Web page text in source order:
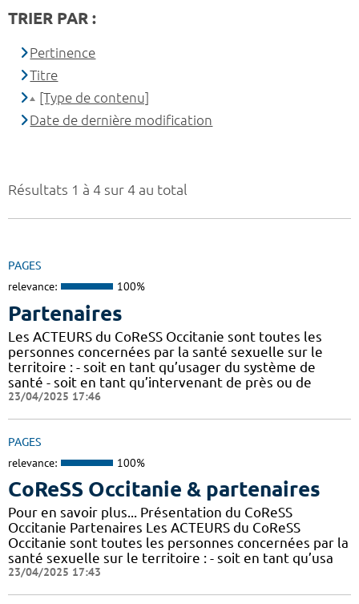
Résultats 1 à 4 sur 4 au total
PAGES
relevance: 100%
Partenaires
Les ACTEURS du CoReSS Occitanie sont toutes les
personnes concernées par la santé sexuelle sur le
territoire : - soit en tant qu’usager du système de
santé - soit en tant qu’intervenant de près ou de
23/04/2025 17:46
PAGES
relevance: 100%
CoReSS Occitanie & partenaires
Pour en savoir plus... Présentation du CoReSS
Occitanie Partenaires Les ACTEURS du CoReSS
Occitanie sont toutes les personnes concernées par la
santé sexuelle sur le territoire : - soit en tant qu’usa
23/04/2025 17:43
TRIER PAR :
Pertinence
Titre
[Type de contenu]
Date de dernière modification